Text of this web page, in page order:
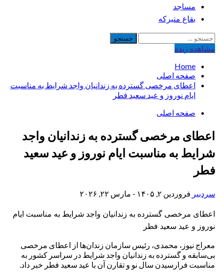
مساجد
بقاع متبرکه
جستجو
برای:
مشاهده‌ زنده
Home
صفحه اصلی
اعطای مرخصی گسترده به زندانیان واجد شرایط به مناسبت
ایام نوروز و عید سعید فطر
صفحه اصلی
اعطای مرخصی گسترده به زندانیان واجد
شرایط به مناسبت ایام نوروز و عید سعید
فطر
سردبیر فروردین ۲, ۱۴۰۵ - مارس ۲۲, ۲۰۲۶
اعطای مرخصی گسترده به زندانیان واجد شرایط به مناسبت ایام
نوروز و عید سعید فطر
معراج نیوز، محمدی، رئیس سازمان زندان‌ها از اعطای مرخصی
بی‌سابقه و گسترده به زندانیان واجد شرایط در سراسر کشور به
مناسبت فرارسیدن سال نو و تقارن آن با عید سعید فطر خبر داد.